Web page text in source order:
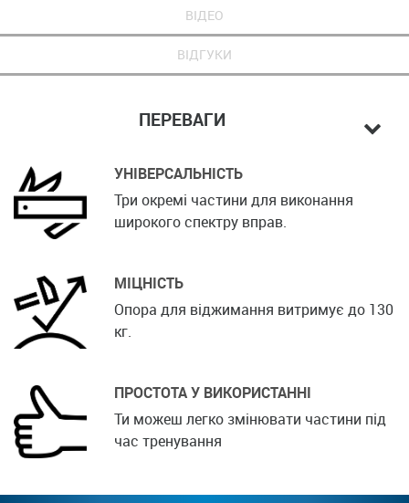
ВІДЕО
ВІДГУКИ
ПЕРЕВАГИ
УНІВЕРСАЛЬНІСТЬ
Три окремі частини для виконання
широкого спектру вправ.
МІЦНІСТЬ
Опора для віджимання витримує до 130
кг.
ПРОСТОТА У ВИКОРИСТАННІ
Ти можеш легко змінювати частини під
час тренування